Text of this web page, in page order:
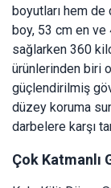
boyutları hem de
boy, 53 cm en
sağlarken 360
ürünlerinden biri
güçlendirilmiş
düzey koruma
darbelere karşı
Çok Katmanlı